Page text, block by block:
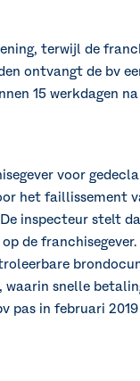
terwijl de
ontvangt de bv
15 werkdagen
voor
het faillissement
inspecteur stelt
de
snelle
pas in februari